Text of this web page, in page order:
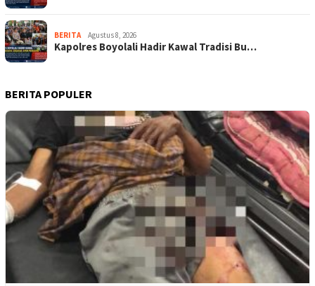
BERITA Agustus 8, 2026
Kapolres Boyolali Hadir Kawal Tradisi Bu…
BERITA POPULER